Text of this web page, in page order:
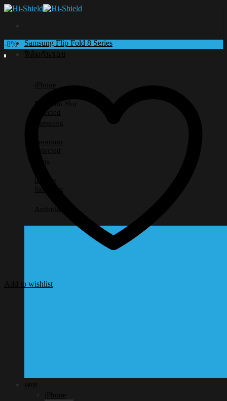
Skip
Samsung Flip Fold 8 Series
ฟิล์มกันรอย
iPhone
Premium
Selected
Samsung
Premium
Selected
Lens
iPhone
Samsung
Android อื่นๆ
เคส
iPhone
-8%
Add to wishlist